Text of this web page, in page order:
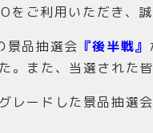
をご利用いただき、
景品抽選会 『後半戦』
。また、当選された
レードした景品抽選